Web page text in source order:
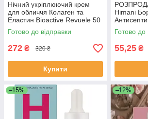
Нічний укріплюючий крем
для обличчя Колаген та
Еластин Bioactive Revuele 50
мл
Готово до відправки
272 ₴ 320 ₴
Купити
Himani
Готово до
55,25 ₴
–15% –12%